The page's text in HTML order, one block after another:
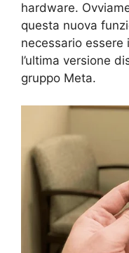
hardware.
questa nuova
necessario essere
l’ultima versione
gruppo Meta.